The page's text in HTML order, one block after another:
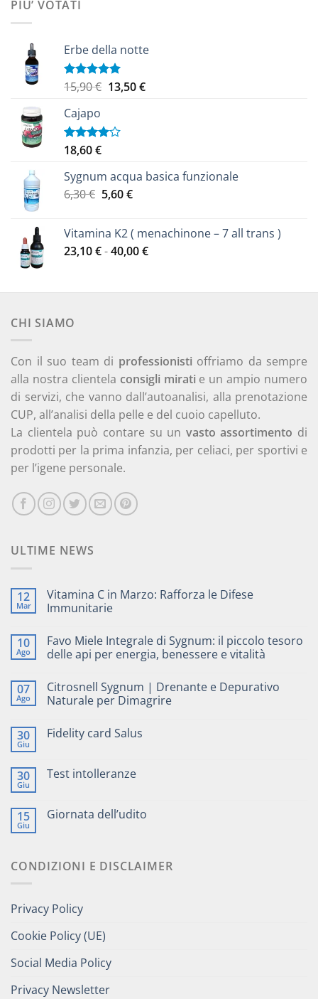
PIU’ VOTATI
Erbe della notte
Valutato
5.00
15,90€ Il
era:
13,50€Il
Cajapo
Valutato
4.00
5
18,60€
Sygnum acqua basica funzionale
6,30€ Il
era:
6,30 €.
5,60€Il
è:
5,60 €.
Vitamina K2 ( menachinone – 7 all trans )
23,10€-40,00€Fascia
da
CHI SIAMO
Con il suo team di professionisti offriamo da sempre
alla nostra clientela consigli mirati e un ampio numero
di servizi, che vanno dall’autoanalisi, alla prenotazione
CUP, all’analisi della pelle e del cuoio capelluto.
La clientela può contare su un vasto assortimento di
prodotti per la prima infanzia, per celiaci, per sportivi e
per l’igene personale.
ULTIME NEWS
12
Mar
Vitamina C in Marzo: Rafforza le Difese
Immunitarie
10
Ago
Favo Miele Integrale di Sygnum: il piccolo tesoro
delle api per energia, benessere e vitalità
07
Ago
Citrosnell Sygnum | Drenante e Depurativo
Naturale per Dimagrire
30
Giu
Fidelity card Salus
30
Giu
Test intolleranze
15
Giu
Giornata dell’udito
CONDIZIONI E DISCLAIMER
Privacy Policy
Cookie Policy (UE)
Social Media Policy
Privacy Newsletter